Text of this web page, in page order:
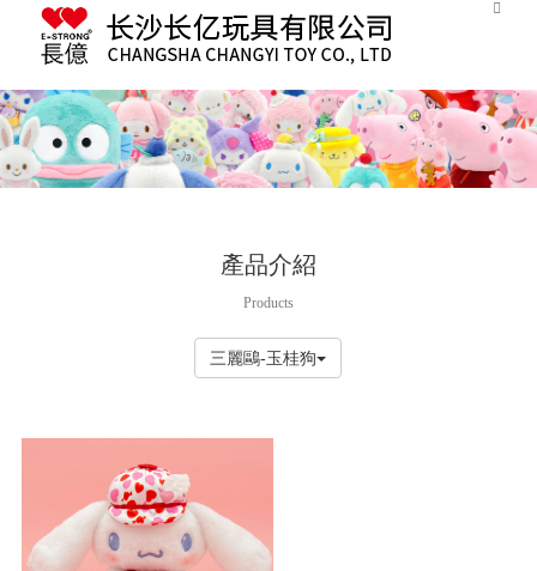
粉色视频污下载,粉色视频在线看污,粉色软件下载,粉色视频APP免费无限看
產品介紹
Products
三麗鷗-玉桂狗
丘比特玉桂狗